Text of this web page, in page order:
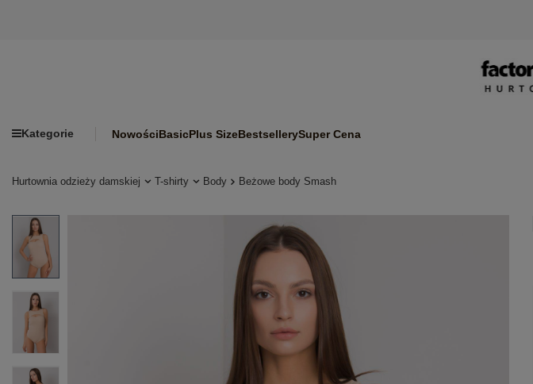
Kategorie NowościBasicPlus SizeBestsellerySuper Cena
Hurtownia odzieży damskiej T-shirty Body Beżowe body Smash